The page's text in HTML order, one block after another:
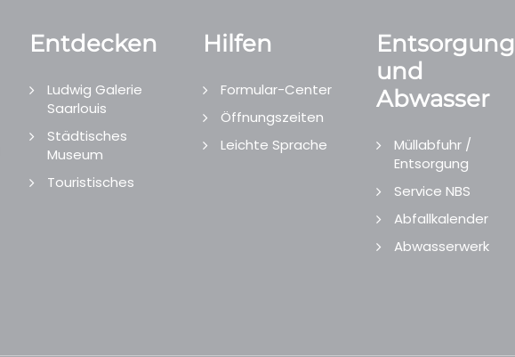
Entdecken
Ludwig Galerie
Saarlouis
Städtisches
Museum
Touristisches
Hilfen
Formular-Center
Öffnungszeiten
Leichte Sprache
Entsorgung
und
Abwasser
Müllabfuhr /
Entsorgung
Service NBS
Abfallkalender
Abwasserwerk